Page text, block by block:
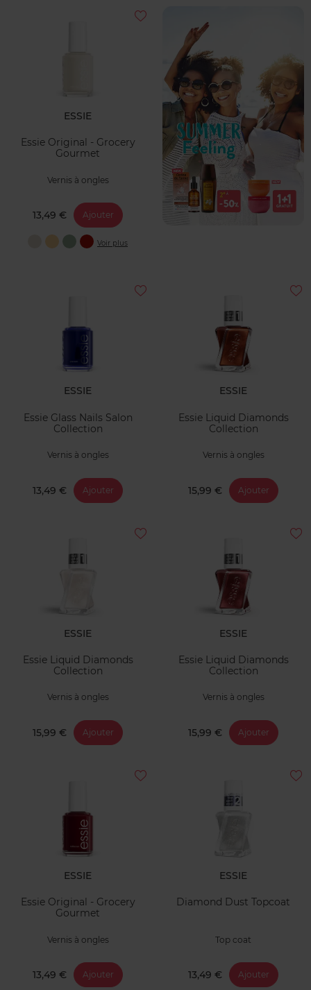
ESSIE
Essie Original - Grocery
Gourmet
Vernis à ongles
13,49 € Ajouter
Voir plus
ESSIE
Essie Glass Nails Salon
Collection
Vernis à ongles
13,49 € Ajouter
ESSIE
Essie Liquid Diamonds
Collection
Vernis à ongles
15,99 € Ajouter
ESSIE
Essie Liquid Diamonds
Collection
Vernis à ongles
15,99 € Ajouter
ESSIE
Essie Liquid Diamonds
Collection
Vernis à ongles
15,99 € Ajouter
ESSIE
Essie Original - Grocery
Gourmet
Vernis à ongles
13,49 € Ajouter
ESSIE
Diamond Dust Topcoat
Top coat
13,49 € Ajouter